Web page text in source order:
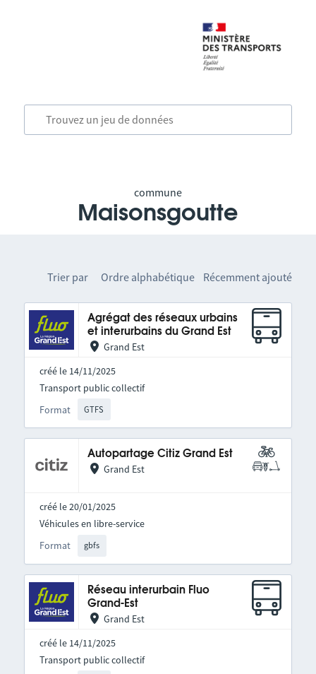
commune
Maisonsgoutte
Trier par Ordre alphabétique Récemment ajouté
Agrégat des réseaux urbains
et interurbains du Grand Est
Grand Est
créé le 14/11/2025
Format GTFS
Transport public collectif
Autopartage Citiz Grand Est
Grand Est
créé le 20/01/2025
Format gbfs
Véhicules en libre-service
Réseau interurbain Fluo
Grand-Est
Grand Est
créé le 14/11/2025
Transport public collectif